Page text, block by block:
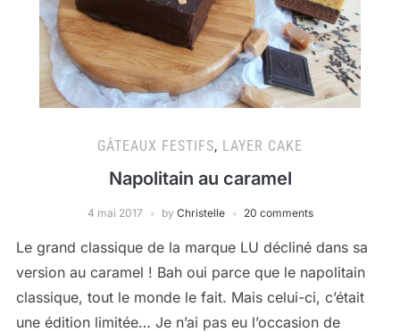
GÂTEAUX FESTIFS, LAYER CAKE
Napolitain au caramel
4 mai 2017 by Christelle 20 comments
Le grand classique de la marque LU décliné dans sa
version au caramel ! Bah oui parce que le napolitain
classique, tout le monde le fait. Mais celui-ci, c’était
une édition limitée… Je n’ai pas eu l’occasion de